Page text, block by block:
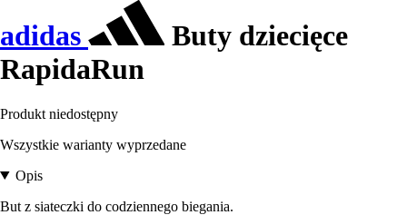
adidas
Buty dziecięce
RapidaRun
Produkt niedostępny
Wszystkie warianty wyprzedane
Opis
But z siateczki do codziennego biegania.